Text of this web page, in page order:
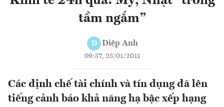
tầm ngắm”
D Diệp Anh
09:37, 28/01/2011
Các định chế tài chính và tín dụng đã lên
tiếng cảnh báo khả năng hạ bậc xếp hạng